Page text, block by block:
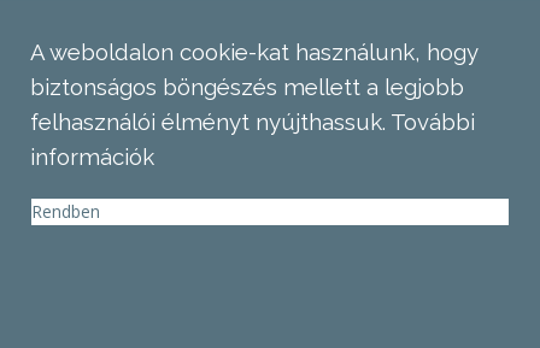
A weboldalon cookie-kat használunk, hogy
biztonságos böngészés mellett a legjobb
felhasználói élményt nyújthassuk. További
információk
Rendben